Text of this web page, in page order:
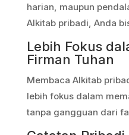
harian, maupun
Alkitab pribadi, Anda
Lebih Fokus
Firman Tuhan
Membaca Alkitab
lebih fokus dalam
tanpa gangguan dari